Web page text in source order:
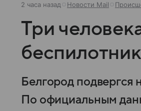
2 часа назад Новости Mail
Три
Белгород
По официальным